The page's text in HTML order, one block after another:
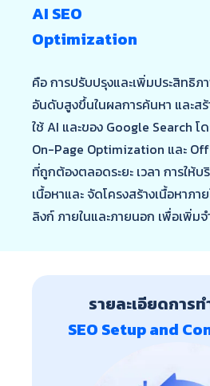
AI SEO
Optimization
คือ การปรับปรุงและเพิ่มประสิทธิภ
อันดับสูงขึ้นในผลการค้นหา และส
ใช้ AI และของ Google Search โ
On-Page Optimization และ
ที่ถูกต้องตลอดระยะ เวลา การให้บ
เนื้อหาและ จัดโครงสร้างเนื้อหาภา
ลิงก์ ภายในและภายนอก เพื่อเพิ่ม
รายละเอียดการ
SEO Setup and